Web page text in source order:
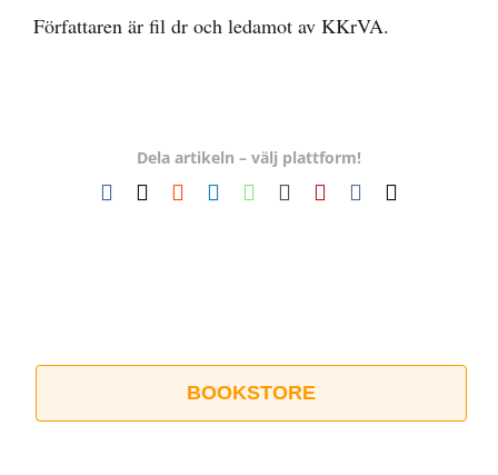
Författaren är fil dr och ledamot av KKrVA.
Dela artikeln – välj plattform!
Facebook RedditLinkedInWhatsApp
TumblrPinterest
Vk
BOOKSTORE